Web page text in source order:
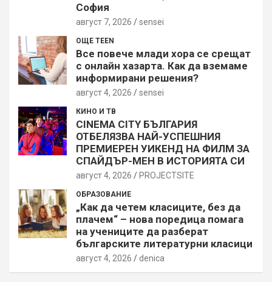
София
август 7, 2026 sensei
ОЩЕ TEEN
Все повече млади хора се срещат
с онлайн хазарта. Как да вземаме
информирани решения?
август 4, 2026 sensei
КИНО И ТВ
CINEMA CITY БЪЛГАРИЯ
ОТБЕЛЯЗВА НАЙ-УСПЕШНИЯ
ПРЕМИЕРЕН УИКЕНД НА ФИЛМ ЗА
СПАЙДЪР-МЕН В ИСТОРИЯТА СИ
август 4, 2026 PROJECTSITЕ
ОБРАЗОВАНИЕ
„Как да четем класиците, без да
плачем“ – нова поредица помага
на учениците да разберат
българските литературни класици
август 4, 2026 denica